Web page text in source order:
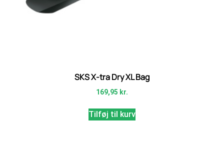
SKS X-tra Dry XL Bag
169,95 kr.
Tilføj til kurv